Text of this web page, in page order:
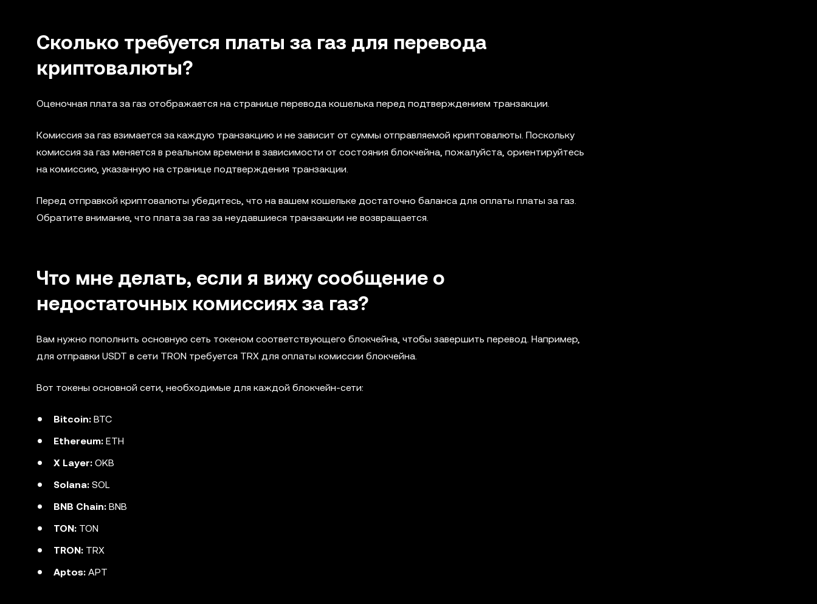
Сколько требуется платы за газ для перевода
криптовалюты?
Оценочная плата за газ отображается на странице перевода кошелька перед подтверждением транзакции.
Комиссия за газ взимается за каждую транзакцию и не зависит от суммы отправляемой криптовалюты. Поскольку
комиссия за газ меняется в реальном времени в зависимости от состояния блокчейна, пожалуйста, ориентируйтесь
на комиссию, указанную на странице подтверждения транзакции.
Перед отправкой криптовалюты убедитесь, что на вашем кошельке достаточно баланса для оплаты платы за газ.
Обратите внимание, что плата за газ за неудавшиеся транзакции не возвращается.
Что мне делать, если я вижу сообщение о
недостаточных комиссиях за газ?
Вам нужно пополнить основную сеть токеном соответствующего блокчейна, чтобы завершить перевод. Например,
для отправки USDT в сети TRON требуется TRX для оплаты комиссии блокчейна.
Вот токены основной сети, необходимые для каждой блокчейн-сети:
Bitcoin: BTC
Ethereum: ETH
X Layer: OKB
Solana: SOL
BNB Chain: BNB
TON: TON
TRON: TRX
Aptos: APT